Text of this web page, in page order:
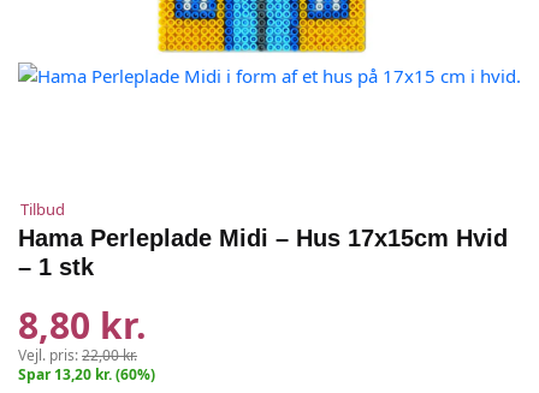
Tilbud
Hama Perleplade Midi – Hus 17x15cm Hvid
– 1 stk
8,80 kr.
Vejl. pris:22,00 kr.
Spar 13,20 kr. (60%)